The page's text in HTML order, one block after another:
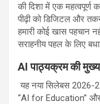
की दिशा में एक
पीढ़ी को डिजिटल और
हमारी कोई खास पहचान
सराहनीय पहल के लिए
AI पाठ्यक्रम की मुख्य
यह नया सिलेबस 2026-
“AI for Education”